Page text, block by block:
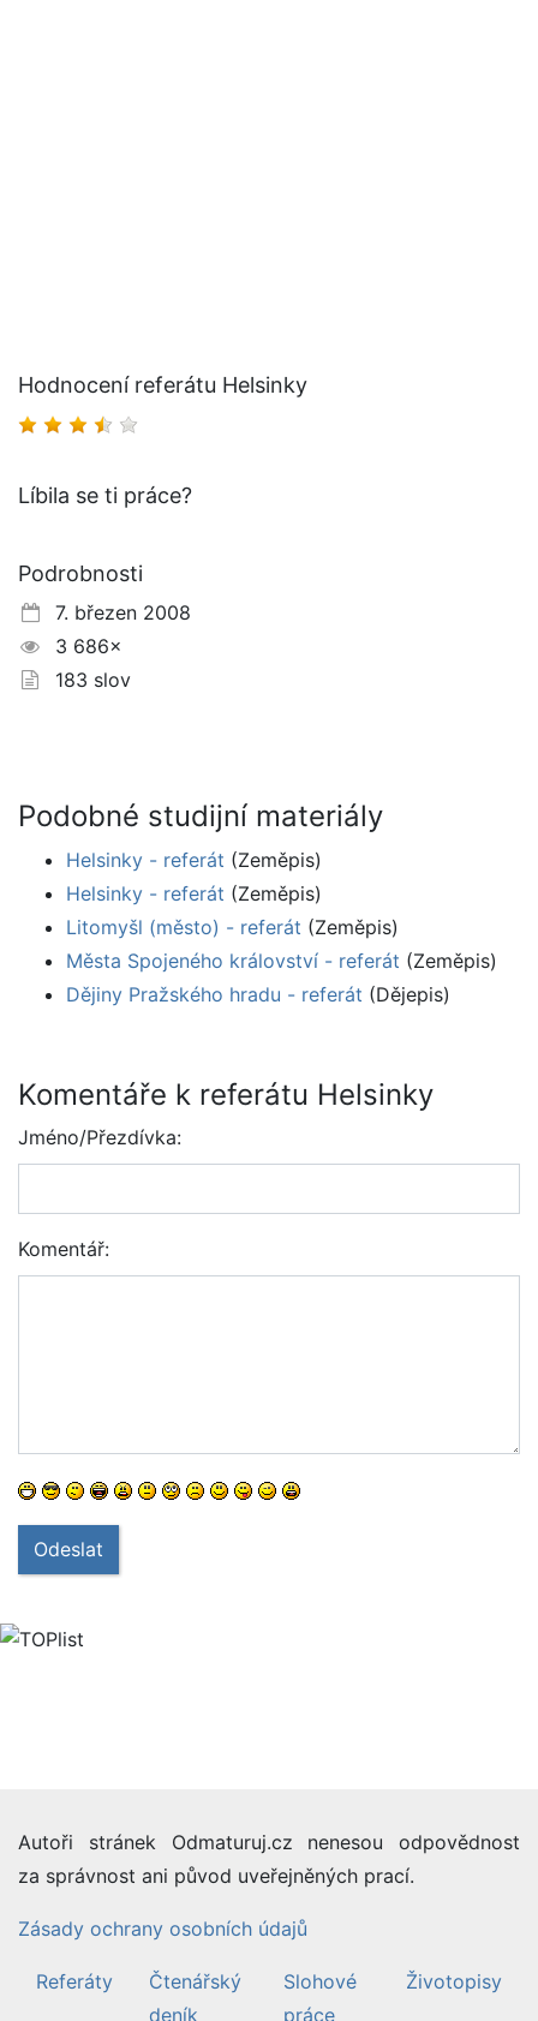
Hodnocení referátu Helsinky
Líbila se ti práce?
Podrobnosti
7. březen 2008
3 686×
183 slov
Podobné studijní materiály
Helsinky - referát (Zeměpis)
Helsinky - referát (Zeměpis)
Litomyšl (město) - referát (Zeměpis)
Města Spojeného království - referát (Zeměpis)
Dějiny Pražského hradu - referát (Dějepis)
Komentáře k referátu Helsinky
Jméno/Přezdívka:
Komentář:
Odeslat
Autoři stránek Odmaturuj.cz nenesou odpovědnost
za správnost ani původ uveřejněných prací.
Zásady ochrany osobních údajů
Referáty
Čtenářský
deník
Slohové
práce
Životopisy